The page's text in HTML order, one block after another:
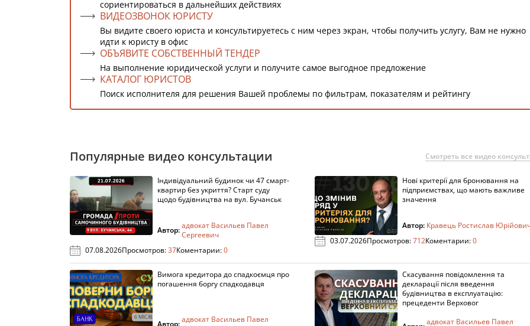
сориентироваться в дальнейших действиях
ВИДЕОЗВОНОК ЮРИСТУ
Вы видите своего юриста и консультируетесь с ним через экран, чтобы получить услугу, Вам не нужно
идти к юристу в офис
ОБЪЯВИТЕ СОБСТВЕННЫЙ ТЕНДЕР
На выполнение юридической услуги и получите самое выгодное предложение
КАТАЛОГ ЮРИСТОВ
Поиск исполнителя для решения Вашей проблемы по фильтрам, показателям и рейтингу
Популярные видео консультации Смотреть все видео
Індивідуальний будинок чи 47 смарт-
квартир без укриття? Старт суду
щодо будівництва на вул. Бучанськ
Автор:адвокат Васильев Павел
Сергеевич
07.08.2026Просмотров:37Коментарии:0
Нові критерії для бронювання на
підприємствах, що мають важливе
значення
Автор: Кравець Ростислав
03.07.2026Просмотров:712Коментарии:0
Вимога кредитора до спадкоємця про
погашення боргу спадкодавця
адвокат Васильев Павел
Скасування повідомлення та
декларації після введення
будівництва в експлуатацію:
прецеденти Верховог
адвокат Васильев Павел